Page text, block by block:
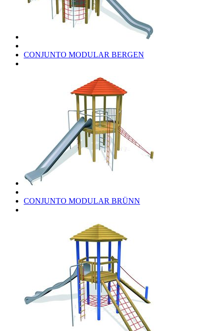
CONJUNTO MODULAR BERGEN
CONJUNTO MODULAR BRÜNN